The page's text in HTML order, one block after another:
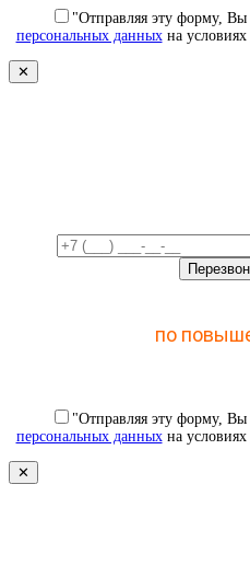
"Отправляя эту форму, Вы
персональных данныхна условиях
✕
по
"Отправляя эту форму, Вы
персональных данныхна условиях
✕